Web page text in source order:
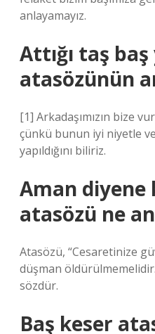
anlayamayız.
Attığı taş
atasözünün
[1] Arkadaşımızın bize
çünkü bunun iyi niyetle
yapıldığını biliriz.
Aman diyene
atasözü ne
Atasözü, “Cesaretinize
düşman
sözdür.
Baş keser